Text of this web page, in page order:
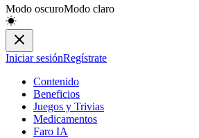
Modo oscuroModo claro
Iniciar sesiónRegístrate
Contenido
Beneficios
Juegos y Trivias
Medicamentos
Faro IA